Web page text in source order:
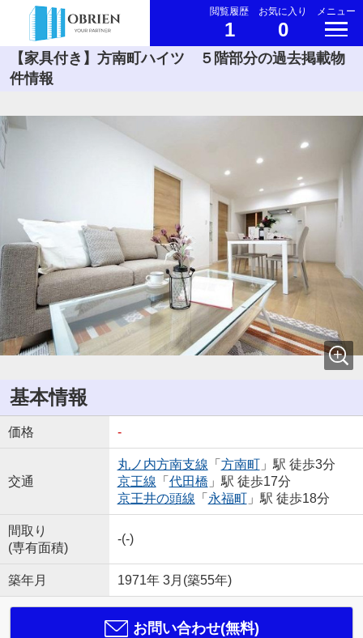
閲覧履歴
1
お気に入り
0
メニュー
【家具付き】方南町ハイツ ５階部分の過去掲載物
件情報
基本情報
価格 -
交通
丸ノ内方南支線 「 方南町」駅 徒歩3分
京王線 「 代田橋 」駅 徒歩17分
京王井の頭線 「 永福町」駅 徒歩18分
間取り
(専有面積)
-(-)
築年月 1971年 3月(築55年)
お問い合わせ(無料)